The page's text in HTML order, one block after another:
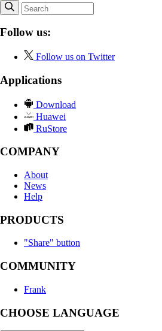
Follow us:
Follow us on Twitter
Applications
Download
Huawei
RuStore
COMPANY
About
News
Help
PRODUCTS
"Share" button
COMMUNITY
Frank
CHOOSE LANGUAGE